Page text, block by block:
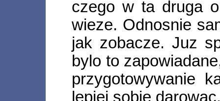
czego w ta druga
wieze. Odnosnie
jak zobacze. Juz
bylo to
przygotowywanie
lepiej sobie